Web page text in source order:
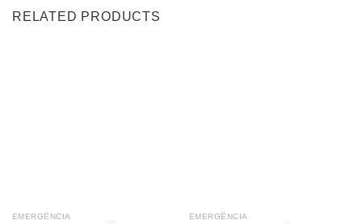
RELATED PRODUCTS
EMERGÊNCIA EMERGÊNCIA